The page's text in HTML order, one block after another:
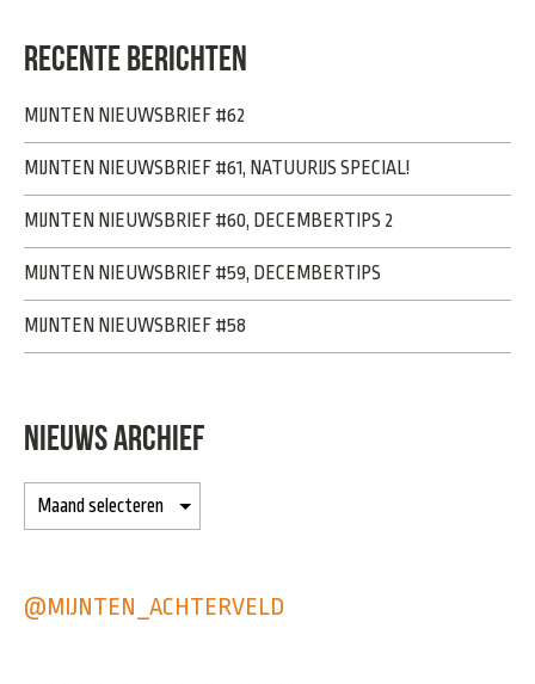
RECENTE BERICHTEN
MIJNTEN NIEUWSBRIEF #62
MIJNTEN NIEUWSBRIEF #61, NATUURIJS SPECIAL!
MIJNTEN NIEUWSBRIEF #60, DECEMBERTIPS 2
MIJNTEN NIEUWSBRIEF #59, DECEMBERTIPS
MIJNTEN NIEUWSBRIEF #58
NIEUWS ARCHIEF
@MIJNTEN_ACHTERVELD